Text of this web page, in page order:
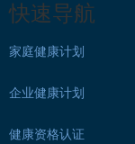
快速导航
家庭健康计划
企业健康计划
健康资格认证